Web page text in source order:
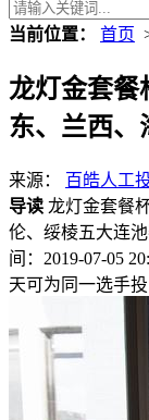
当前位置： 首页
龙灯金套餐
东、兰西、
来源： 百皓人工
导读 龙灯金套餐
伦、绥棱五大连
间：2019-07-05
天可为同一选手